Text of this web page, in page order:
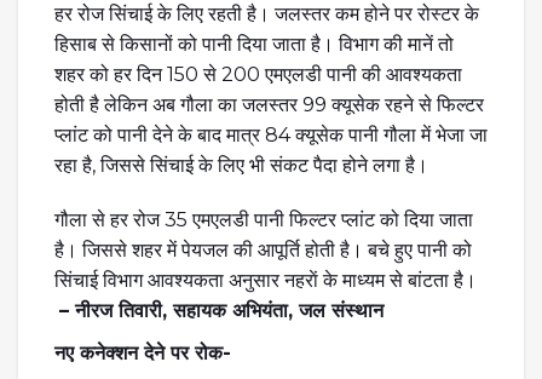
हर रोज सिंचाई के लिए रहती है। जलस्तर कम होने पर रोस्टर के
हिसाब से किसानों को पानी दिया जाता है। विभाग की मानें तो
शहर को हर दिन 150 से 200 एमएलडी पानी की आवश्यकता
होती है लेकिन अब गौला का जलस्तर 99 क्यूसेक रहने से फिल्टर
प्लांट को पानी देने के बाद मात्र 84 क्यूसेक पानी गौला में भेजा जा
रहा है, जिससे सिंचाई के लिए भी संकट पैदा होने लगा है।
गौला से हर रोज 35 एमएलडी पानी फिल्टर प्लांट को दिया जाता
है। जिससे शहर में पेयजल की आपूर्ति होती है। बचे हुए पानी को
सिंचाई विभाग आवश्यकता अनुसार नहराें के माध्यम से बांटता है।
– नीरज तिवारी, सहायक अभियंता, जल संस्थान
नए कनेक्शन देने पर रोक-